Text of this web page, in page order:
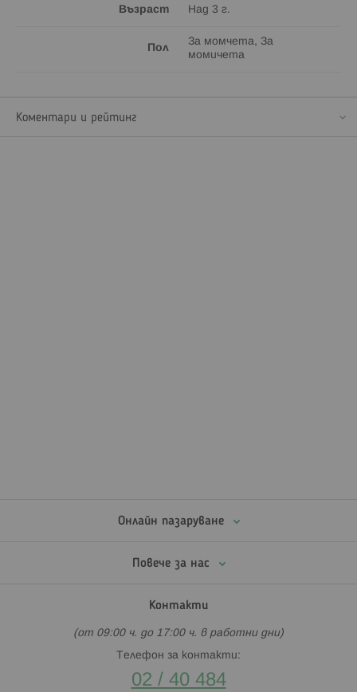
Възраст Над 3 г.
Пол
За момчета, За
момичета
Коментари и рейтинг
Онлайн пазаруване
Повече за нас
Контакти
(от 09:00 ч. до 17:00 ч. в работни дни)
Телефон за контакти:
02 / 40 484